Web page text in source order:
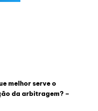
melhor serve o
da arbitragem? –